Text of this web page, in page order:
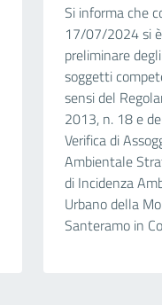
Si informa che
17/07/2024 si
preliminare
soggetti
sensi del
2013, n. 18 e
Verifica di
Ambientale
di Incidenza
Urbano della
Santeramo in